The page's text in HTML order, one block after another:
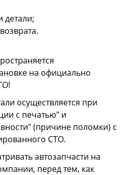
детали;
на официально
осуществляется при
с печатью" и
(причине поломки) с
СТО.
автозапчасти на
перед тем, как